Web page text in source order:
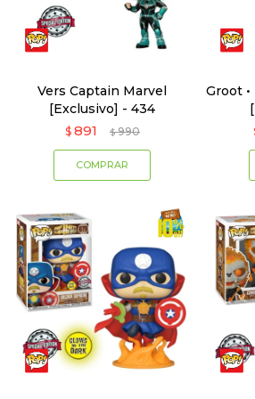
Vers Captain Marvel
[Exclusivo] - 434
$ 891 $ 990
Groot